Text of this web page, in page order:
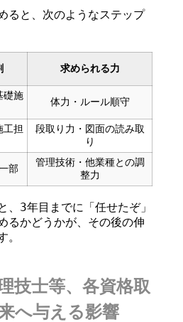
ると、次のようなステップ
求められる力
礎施
体力・ルール順守
工担
段取り力・図面の読み取
り
部
管理技術・他業種との調
整力
、3年目までに「任せたぞ」
るかどうかが、その後の伸
。
技士等、各資格取
へ与える影響